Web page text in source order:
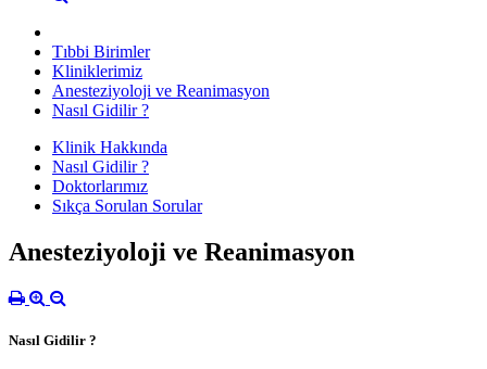
Tıbbi Birimler
Kliniklerimiz
Anesteziyoloji ve Reanimasyon
Nasıl Gidilir ?
Klinik Hakkında
Nasıl Gidilir ?
Doktorlarımız
Sıkça Sorulan Sorular
Anesteziyoloji ve Reanimasyon
Nasıl Gidilir ?